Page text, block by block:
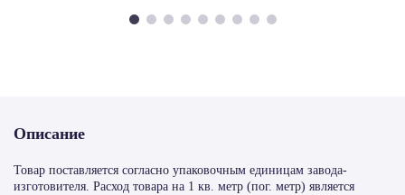
Описание
Товар поставляется согласно упаковочным единицам завода-
изготовителя. Расход товара на 1 кв. метр (пог. метр) является